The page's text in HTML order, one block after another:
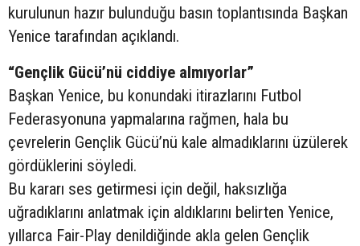
kurulunun hazır bulunduğu basın toplantısında Başkan
Yenice tarafından açıklandı.
“Gençlik Gücü’nü ciddiye almıyorlar”
Başkan Yenice, bu konundaki itirazlarını Futbol
Federasyonuna yapmalarına rağmen, hala bu
çevrelerin Gençlik Gücü’nü kale almadıklarını üzülerek
gördüklerini söyledi.
Bu kararı ses getirmesi için değil, haksızlığa
uğradıklarını anlatmak için aldıklarını belirten Yenice,
yıllarca Fair-Play denildiğinde akla gelen Gençlik